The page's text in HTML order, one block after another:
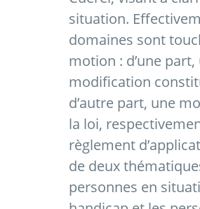
situation.
domaines sont
motion : d’une part,
modification
d’autre part, une
la loi,
règlement
de deux
personnes en